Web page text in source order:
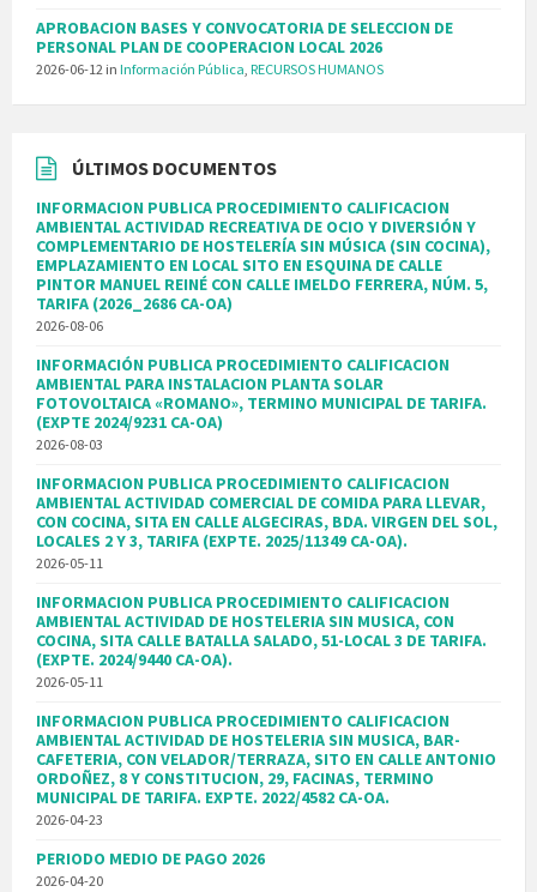
APROBACION BASES Y CONVOCATORIA DE SELECCION DE
PERSONAL PLAN DE COOPERACION LOCAL 2026
2026-06-12 in Información Pública, RECURSOS HUMANOS
ÚLTIMOS DOCUMENTOS
INFORMACION PUBLICA PROCEDIMIENTO CALIFICACION
AMBIENTAL ACTIVIDAD RECREATIVA DE OCIO Y DIVERSIÓN Y
COMPLEMENTARIO DE HOSTELERÍA SIN MÚSICA (SIN COCINA),
EMPLAZAMIENTO EN LOCAL SITO EN ESQUINA DE CALLE
PINTOR MANUEL REINÉ CON CALLE IMELDO FERRERA, NÚM. 5,
TARIFA (2026_2686 CA-OA)
2026-08-06
INFORMACIÓN PUBLICA PROCEDIMIENTO CALIFICACION
AMBIENTAL PARA INSTALACION PLANTA SOLAR
FOTOVOLTAICA «ROMANO», TERMINO MUNICIPAL DE TARIFA.
(EXPTE 2024/9231 CA-OA)
2026-08-03
INFORMACION PUBLICA PROCEDIMIENTO CALIFICACION
AMBIENTAL ACTIVIDAD COMERCIAL DE COMIDA PARA LLEVAR,
CON COCINA, SITA EN CALLE ALGECIRAS, BDA. VIRGEN DEL SOL,
LOCALES 2 Y 3, TARIFA (EXPTE. 2025/11349 CA-OA).
2026-05-11
INFORMACION PUBLICA PROCEDIMIENTO CALIFICACION
AMBIENTAL ACTIVIDAD DE HOSTELERIA SIN MUSICA, CON
COCINA, SITA CALLE BATALLA SALADO, 51-LOCAL 3 DE TARIFA.
(EXPTE. 2024/9440 CA-OA).
2026-05-11
INFORMACION PUBLICA PROCEDIMIENTO CALIFICACION
AMBIENTAL ACTIVIDAD DE HOSTELERIA SIN MUSICA, BAR-
CAFETERIA, CON VELADOR/TERRAZA, SITO EN CALLE ANTONIO
ORDOÑEZ, 8 Y CONSTITUCION, 29, FACINAS, TERMINO
MUNICIPAL DE TARIFA. EXPTE. 2022/4582 CA-OA.
2026-04-23
PERIODO MEDIO DE PAGO 2026
2026-04-20